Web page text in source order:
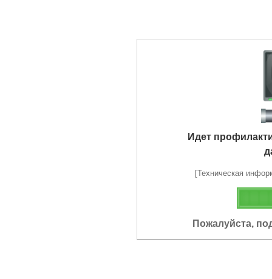
Идет
[Техническая
Пожалуйста,